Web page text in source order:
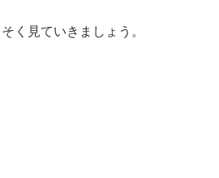
く見ていきましょう。